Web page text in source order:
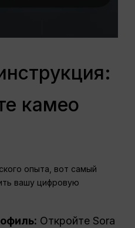
камео
опыта, вот самый
вашу цифровую
Откройте Sora